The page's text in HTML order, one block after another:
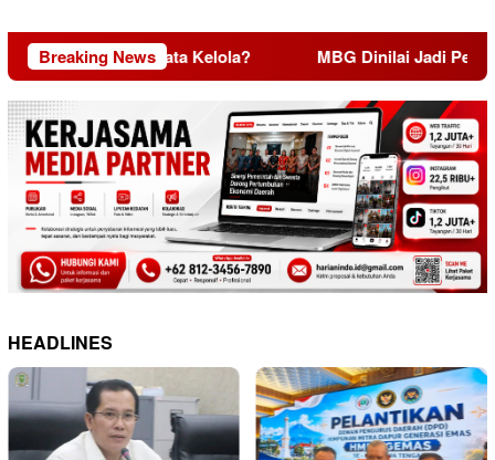
Breaking News
Miskin Tata Kelola? MBG Dinilai Jadi Penggerak
HEADLINES